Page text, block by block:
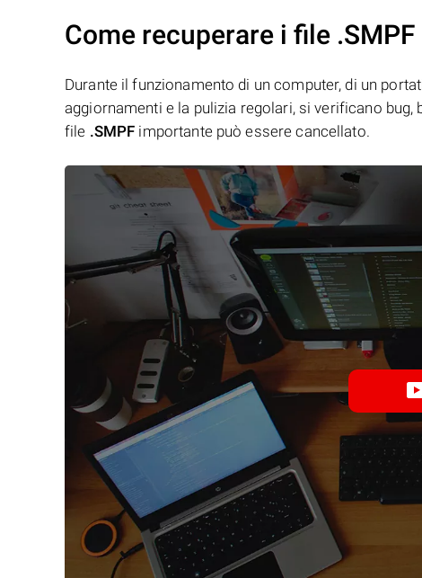
Come recuperare i file .SMPF
Durante il funzionamento di un computer, di un
aggiornamenti e la pulizia regolari, si verificano
file .SMPF importante può essere cancellato.